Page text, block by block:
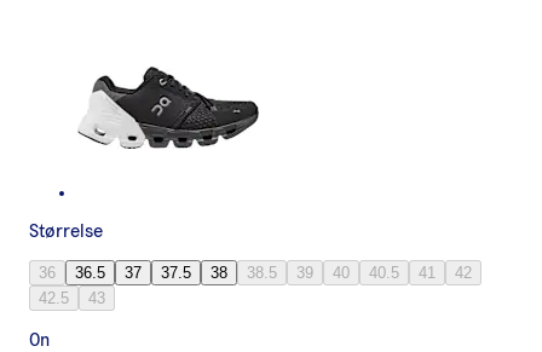
Størrelse
36 36.5 37 37.5 38 38.5 39 40 40.5 41
42
42.5
43
On